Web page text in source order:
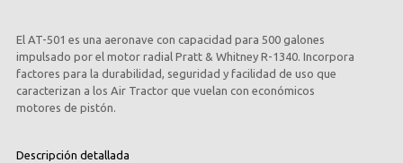
El AT-501 es una aeronave con capacidad para 500 galones
impulsado por el motor radial Pratt & Whitney R-1340. Incorpora
factores para la durabilidad, seguridad y facilidad de uso que
caracterizan a los Air Tractor que vuelan con económicos
motores de pistón.
Descripción detallada